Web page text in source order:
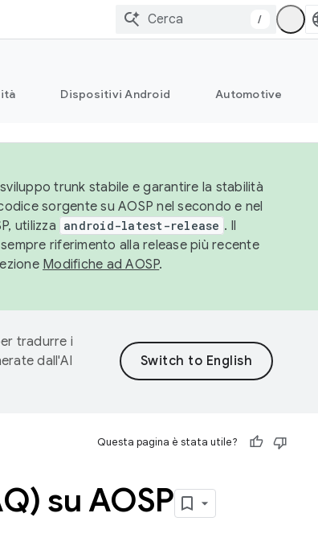
/
Dispositivi Android Automotive
trunk stabile e garantire la stabilità
sorgente su AOSP nel secondo e nel
utilizza android-latest-release . Il
riferimento alla release più recente
Modifiche ad AOSP.
tradurre i
dall'AI
Questa pagina è stata utile?
su AOSP